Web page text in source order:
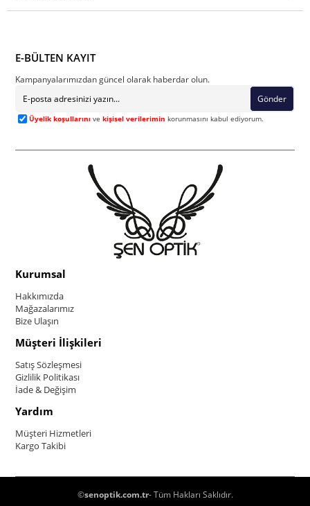
E-BÜLTEN KAYIT
Kampanyalarımızdan güncel olarak haberdar olun.
Gönder
Üyelik koşullarını vekişisel verilerimin korunmasını kabul ediyorum.
Kurumsal
Hakkımızda
Mağazalarımız
Bize Ulaşın
Müşteri İlişkileri
Satış Sözleşmesi
Gizlilik Politikası
İade & Değişim
Yardım
Müşteri Hizmetleri
Kargo Takibi
©senoptik.com.tr- Tüm Hakları Saklıdır.